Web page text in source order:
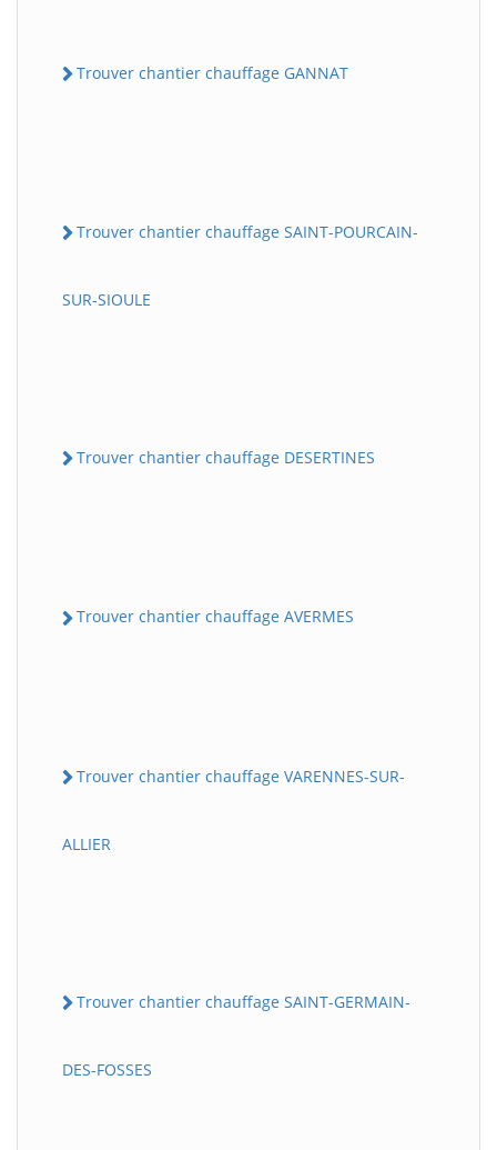
Trouver chantier chauffage GANNAT
Trouver chantier chauffage SAINT-POURCAIN-
SUR-SIOULE
Trouver chantier chauffage DESERTINES
Trouver chantier chauffage AVERMES
Trouver chantier chauffage VARENNES-SUR-
ALLIER
Trouver chantier chauffage SAINT-GERMAIN-
DES-FOSSES